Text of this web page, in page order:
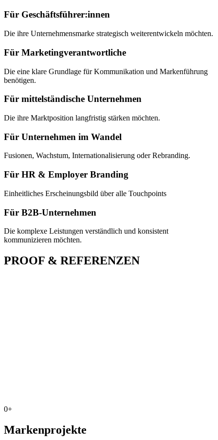
Für Geschäftsführer:innen
Die ihre Unternehmensmarke strategisch weiterentwickeln möchten.
Für Marketingverantwortliche
Die eine klare Grundlage für Kommunikation und Markenführung
benötigen.
Für mittelständische Unternehmen
Die ihre Marktposition langfristig stärken möchten.
Für Unternehmen im Wandel
Fusionen, Wachstum, Internationalisierung oder Rebranding.
Für HR & Employer Branding
Einheitliches Erscheinungsbild über alle Touchpoints
Für B2B-Unternehmen
Die komplexe Leistungen verständlich und konsistent
kommunizieren möchten.
PROOF & REFERENZEN
0+
Markenprojekte